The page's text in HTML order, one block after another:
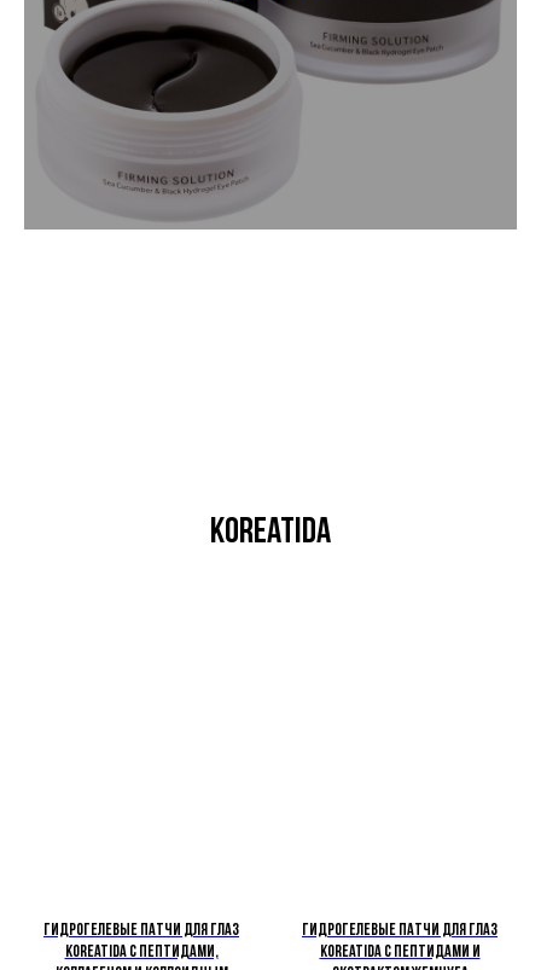
Koreatida
Гидрогелевые патчи для глаз
Koreatida с пептидами,
Гидрогелевые патчи для глаз
Koreatida с пептидами и